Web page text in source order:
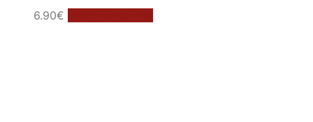
6.90€